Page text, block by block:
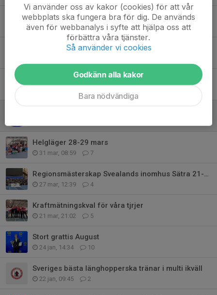
Sommarens bokade träningstider 29/6-16/8
10 jun, 10:07 0
På gång i vår förening
På gång i vår förening
Helgläger 28-29 mars
31 mar, 08:59 7
Regionsmästerskap Svealands inomhus Sätra 21-22/3
27 mar, 12:39 4
Kraftmätningskval för våra tjrjer
21 mar, 21:02 5
Stort grattis August
24 jan, 14:34 10
Sveriges bästa länghopperska tränar i multi ikväll
22 jan, 09:45 2
Vi använder oss av kakor (cookies) för att vår
webbplats ska fungera bra för dig. De används
även för webbanalys i syfte att hjälpa oss att
förbättra våra tjänster.
Så använder vi cookies
Godkänn alla kakor
Bara nödvändiga